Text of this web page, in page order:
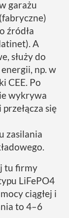
garażu
źródła
A
służy do
np. w
CEE. Po
wykrywa
się
zasilania
tu firmy
LiFePO4
ciągłej i
to 4–6